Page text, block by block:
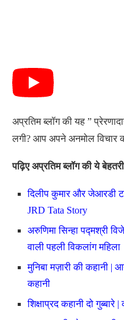
अप्रतिम ब्लॉग की यह ”
लगी? आप अपने अनमोल विचार
पढ़िए अप्रतिम ब्लॉग की ये
दिलीप कुमार और जेआरडी
JRD Tata Story
अरुणिमा सिन्हा पद्मश्री
वाली पहली विकलांग महिला
मुनिबा मज़ारी की कहानी |
कहानी
शिक्षाप्रद कहानी दो